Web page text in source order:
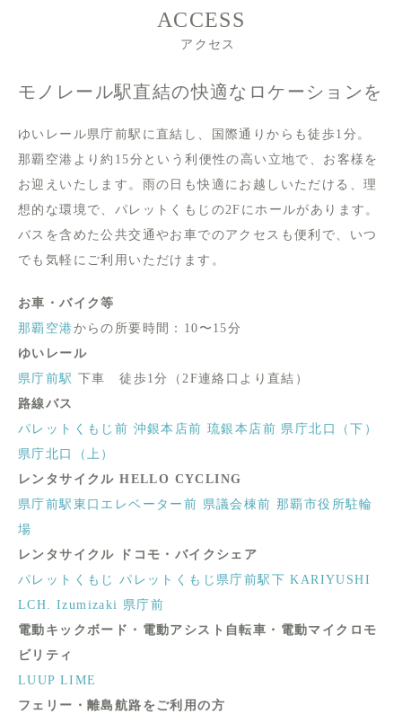
ACCESS
アクセス
モノレール駅直結の快適なロケーションを
ゆいレール県庁前駅に直結し、国際通りからも徒歩1分。
那覇空港より約15分という利便性の高い立地で、お客様を
お迎えいたします。雨の日も快適にお越しいただける、理
想的な環境で、パレットくもじの2Fにホールがあります。
バスを含めた公共交通やお車でのアクセスも便利で、いつ
でも気軽にご利用いただけます。
お車・バイク等
那覇空港からの所要時間：10〜15分
ゆいレール
県庁前駅 下車 徒歩1分（2F連絡口より直結）
路線バス
パレットくもじ前 沖銀本店前 琉銀本店前 県庁北口（下）
県庁北口（上）
レンタサイクル HELLO CYCLING
県庁前駅東口エレベーター前 県議会棟前 那覇市役所駐輪
場
レンタサイクル ドコモ・バイクシェア
パレットくもじ
パレットくもじ県庁前駅下 KARIYUSHI
LCH. Izumizaki 県庁前
電動キックボード・電動アシスト自転車・電動マイクロモ
ビリティ
LUUP LIME
フェリー・離島航路をご利用の方